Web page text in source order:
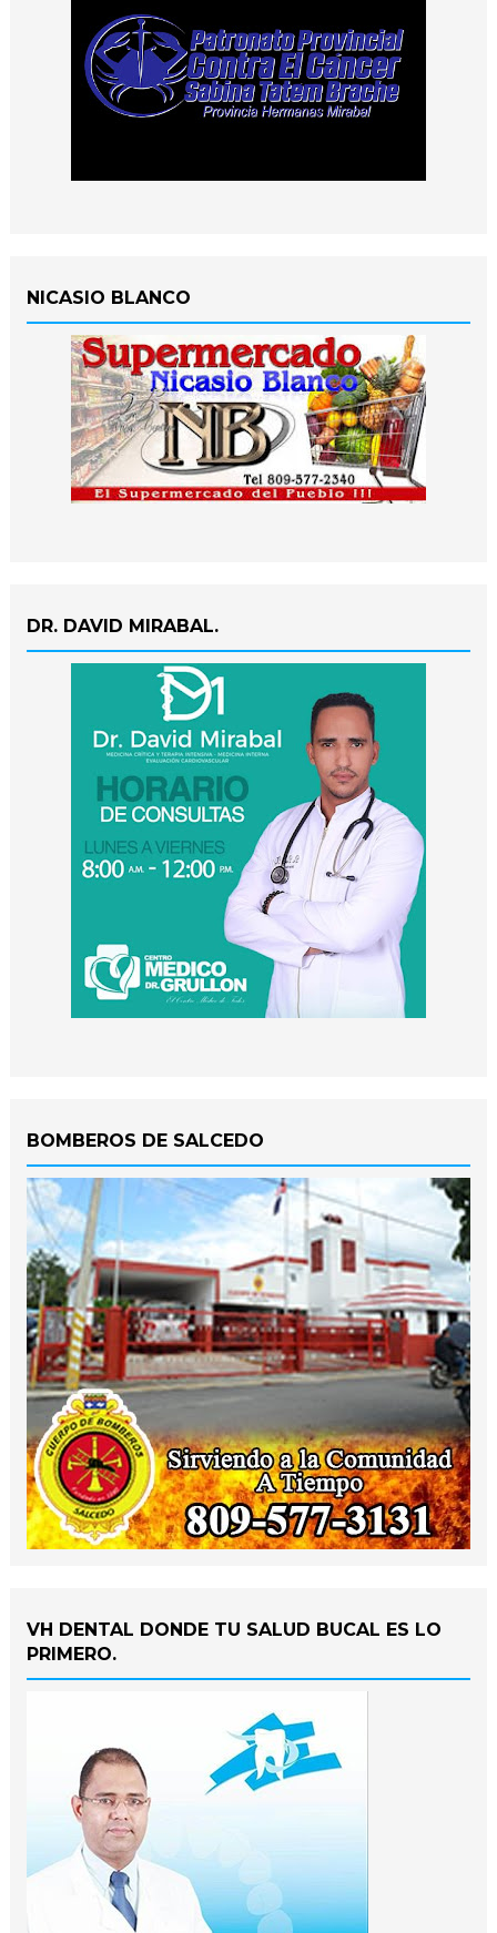
NICASIO BLANCO
DR. DAVID MIRABAL.
BOMBEROS DE SALCEDO
VH DENTAL DONDE TU SALUD BUCAL ES LO
PRIMERO.